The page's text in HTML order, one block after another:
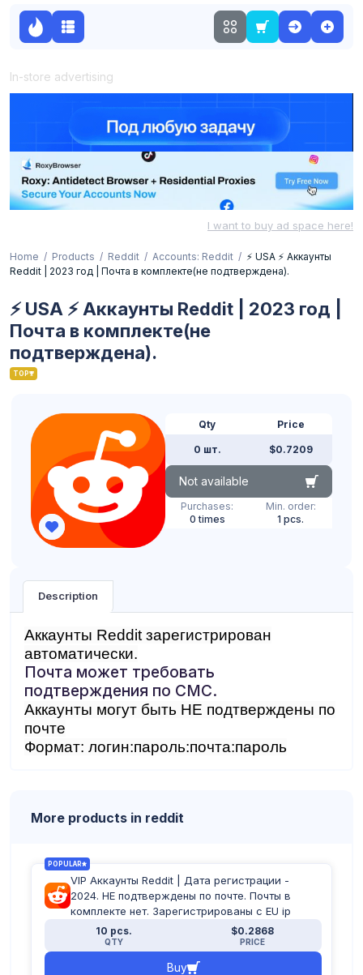
In-store advertising
I want to buy ad space here!
Home Products Reddit Accounts: Reddit
⚡️ USA ⚡️ Аккаунты
Reddit | 2023 год | Почта в комплекте(не подтверждена).
⚡️ USA ⚡️ Аккаунты Reddit | 2023 год |
Почта в комплекте(не
подтверждена).
TOP
Qty
0 шт.
Price
$0.7209
Not available
Purchases:
0 times
Min. order:
1 pcs.
Description
Аккаунты Reddit зарегистрирован
автоматически.
Почта может требовать
подтверждения по СМС.
Аккаунты могут быть НЕ подтверждены по
почте
Формат: логин:пароль:почта:пароль
More products in reddit
POPULAR
VIP Аккаунты Reddit | Дата регистрации -
2024. НЕ подтверждены по почте. Почты в
комплекте нет. Зарегистрированы с EU ip
10 pcs.
QTY
$0.2868
PRICE
Buy